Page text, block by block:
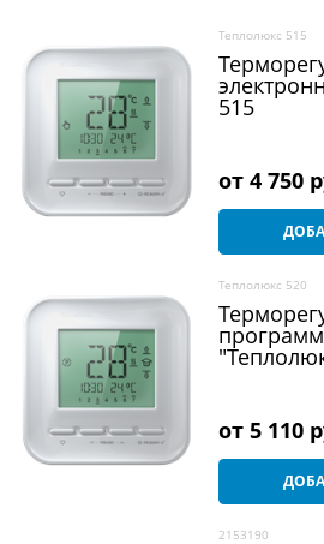
Теплолюкс 515
515
от4 750
Теплолюкс 520
от5 110
2153190